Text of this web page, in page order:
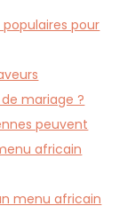
pour
mariage ?
peuvent
africain
menu africain